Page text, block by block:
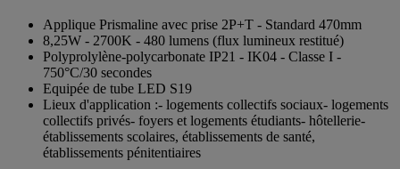
Applique Prismaline avec prise 2P+T - Standard 470mm
8,25W - 2700K - 480 lumens (flux lumineux restitué)
Polyprolylène-polycarbonate IP21 - IK04 - Classe I -
750°C/30 secondes
Equipée de tube LED S19
Lieux d'application :- logements collectifs sociaux- logements
collectifs privés- foyers et logements étudiants- hôtellerie-
établissements scolaires, établissements de santé,
établissements pénitentiaires